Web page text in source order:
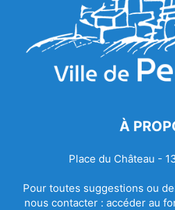
À
Place du Château -
Pour toutes suggestions ou
nous contacter : accéder au